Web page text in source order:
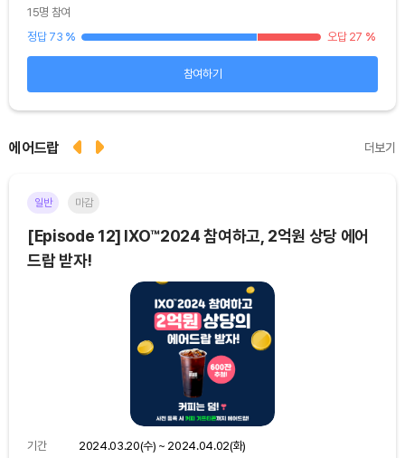
15명 참여
정답 73 % 오답 27 %
참여하기
에어드랍 더보기
일반 마감
[Episode 12] IXO™2024 참여하고, 2억원 상당 에어
드랍 받자!
기간
2024.03.20(수) ~ 2024.04.02(화)